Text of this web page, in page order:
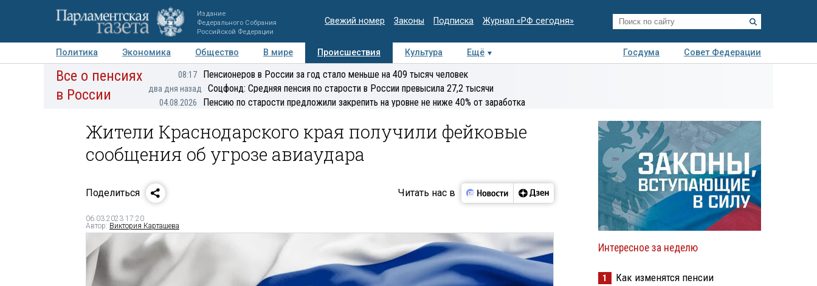
Издание
Федерального Собрания
Российской Федерации
Свежий номер Законы Подписка Журнал «РФ сегодня»
Политика Экономика Общество В мире Происшествия Культура Ещё Госдума
Совет Федерации
Авторы Персоны Мнения Регионы Медиацентр Интервью Колумнисты
Все о пенсиях
в России
08:17 Пенсионеров в России за год стало меньше на 409 тысяч человек
два дня назад Соцфонд: Средняя пенсия по старости в России превысила 27,2 тысячи
04.08.2026 Пенсию по старости предложили закрепить на уровне не ниже 40% от заработка
Жители Краснодарского края получили фейковые
сообщения об угрозе авиаудара
Поделиться Читать нас в
06.03.2023 17:20
Автор: Виктория Карташева
Интересное за неделю
1
Как изменятся пенсии